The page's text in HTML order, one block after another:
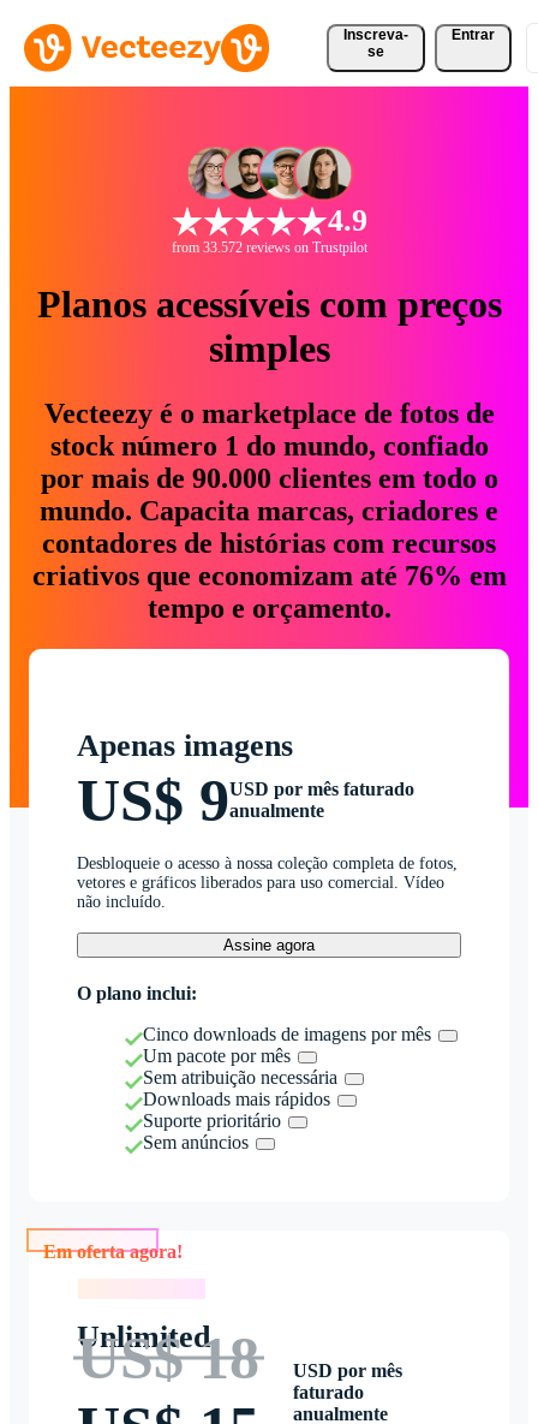
Inscreva-
se
Entrar
4.9
from 33.572 reviews on Trustpilot
Planos acessíveis com preços
simples
Vecteezy é o marketplace de fotos de
stock número 1 do mundo, confiado
por mais de 90.000 clientes em todo o
mundo. Capacita marcas, criadores e
contadores de histórias com recursos
criativos que economizam até 76% em
tempo e orçamento.
Apenas imagens
US$ 9USD por mês faturado
anualmente
Desbloqueie o acesso à nossa coleção completa de fotos,
vetores e gráficos liberados para uso comercial. Vídeo
não incluído.
Assine agora
O plano inclui:
Cinco downloads de imagens por mês
Um pacote por mês
Sem atribuição necessária
Downloads mais rápidos
Suporte prioritário
Sem anúncios
Unlimited
US$ 18
USD por mês
faturado
anualmente